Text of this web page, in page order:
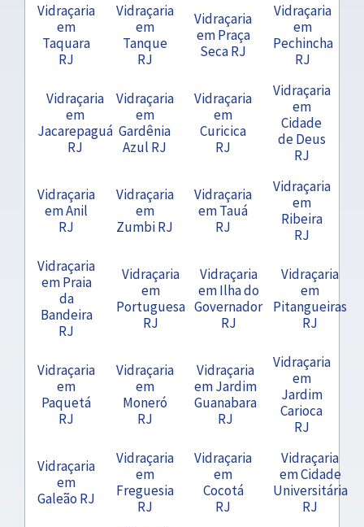
Vidraçaria
em
Taquara
RJ
Vidraçaria
em
Tanque
RJ
Vidraçaria
em Praça
Seca RJ
Vidraçaria
em
Pechincha
RJ
Vidraçaria
em
Jacarepaguá
RJ
Vidraçaria
em
Gardênia
Azul RJ
Vidraçaria
em
Curicica
RJ
Vidraçaria
em
Cidade
de Deus
RJ
Vidraçaria
em Anil
RJ
Vidraçaria
em
Zumbi RJ
Vidraçaria
em Tauá
RJ
Vidraçaria
em
Ribeira
RJ
Vidraçaria
em Praia
da
Bandeira
RJ
Vidraçaria
em
Portuguesa
RJ
Vidraçaria
em Ilha do
Governador
RJ
Vidraçaria
em
Pitangueiras
RJ
Vidraçaria
em
Paquetá
RJ
Vidraçaria
em
Moneró
RJ
Vidraçaria
em Jardim
Guanabara
RJ
Vidraçaria
em
Jardim
Carioca
RJ
Vidraçaria
em
Galeão RJ
Vidraçaria
em
Freguesia
RJ
Vidraçaria
em
Cocotá
RJ
Vidraçaria
em Cidade
Universitária
RJ